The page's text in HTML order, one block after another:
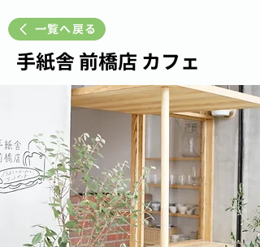
一覧へ戻る
手紙舎 前橋店 カフェ